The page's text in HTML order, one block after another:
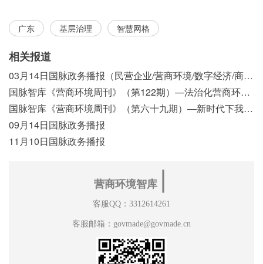
广东 基层治理 智慧网格
相关报道
03月14日国脉政务播报（民营企业/营商环境/数字经济/商事制度改革）
国脉智库《营商环境周刊》（第122期）—法治化营商环境视域下我国行政执法公示制度浅析
国脉智库《营商环境周刊》（第六十九期）—新时代下我国营商环境标准体系构建初探
09月14日国脉政务播报
11月10日国脉政务播报
营商环境智库
客服QQ：3312614261
客服邮箱：govmade@govmade.cn